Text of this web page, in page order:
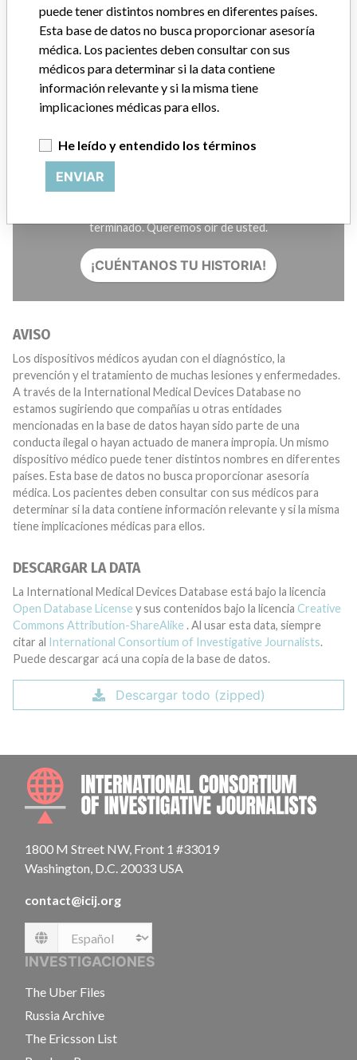
HISTORIAS EN SU CORREO
¿Trabaja en la industria médica? ¿O tiene experiencia con
terminado. Queremos oír de usted.
¡CUÉNTANOS TU HISTORIA!
AVISO
Los dispositivos médicos ayudan con el diagnóstico, la
prevención y el tratamiento de muchas lesiones y enfermedades.
A través de la International Medical Devices Database no
estamos sugiriendo que compañías u otras entidades
mencionadas en la base de datos hayan sido parte de una
conducta ilegal o hayan actuado de manera impropia. Un mismo
dispositivo médico puede tener distintos nombres en diferentes
países. Esta base de datos no busca proporcionar asesoría
médica. Los pacientes deben consultar con sus médicos para
determinar si la data contiene información relevante y si la misma
tiene implicaciones médicas para ellos.
DESCARGAR LA DATA
La International Medical Devices Database está bajo la licencia
Open Database License y sus contenidos bajo la licencia Creative
Commons Attribution-ShareAlike . Al usar esta data, siempre
citar al International Consortium of Investigative Journalists.
Puede descargar acá una copia de la base de datos.
Descargar todo (zipped)
1800 M Street NW, Front 1 #33019
Washington, D.C. 20033 USA
contact@icij.org
Language
INVESTIGACIONES
The Uber Files
Russia Archive
The Ericsson List
puede tener distintos nombres en diferentes países.
Esta base de datos no busca proporcionar asesoría
médica. Los pacientes deben consultar con sus
médicos para determinar si la data contiene
información relevante y si la misma tiene
implicaciones médicas para ellos.
He leído y entendido los términos
ENVIAR